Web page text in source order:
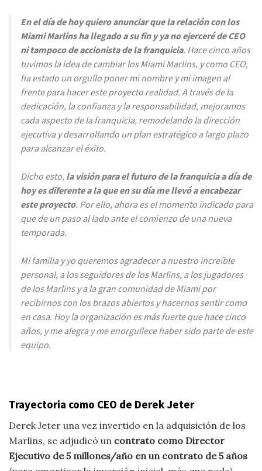
En el día de hoy quiero anunciar que la relación con los
Miami Marlins ha llegado a su fin y ya no ejerceré de CEO
ni tampoco de accionista de la franquicia. Hace cinco años
tuvimos la idea de cambiar los Miami Marlins, y como CEO,
ha estado un orgullo poner mi nombre y mi imagen al
frente para hacer este proyecto realidad. A través de la
dedicación, la confianza y la responsabilidad, mejoramos
cada aspecto de la franquicia, remodelando la dirección
ejecutiva y desarrollando un plan estratégico a largo plazo
para alcanzar el éxito.
Dicho esto, la visión para el futuro de la franquicia a día de
hoy es diferente a la que en su día me llevó a encabezar
este proyecto. Por ello, ahora es el momento indicado para
que de un paso al lado ante el comienzo de una nueva
temporada.
Mi familia y yo queremos agradecer a nuestro increíble
personal, a los seguidores de los Marlins, a los jugadores
de los Marlins y a la gran comunidad de Miami por
recibirnos con los brazos abiertos y hacernos sentir como
en casa. Hoy la organización es más fuerte que hace cinco
años, y me alegra y me enorgullece haber sido parte de este
equipo.
Trayectoria como CEO de Derek Jeter
Derek Jeter una vez invertido en la adquisición de los
Marlins, se adjudicó un contrato como Director
Ejecutivo de 5 millones/año en un contrato de 5 años